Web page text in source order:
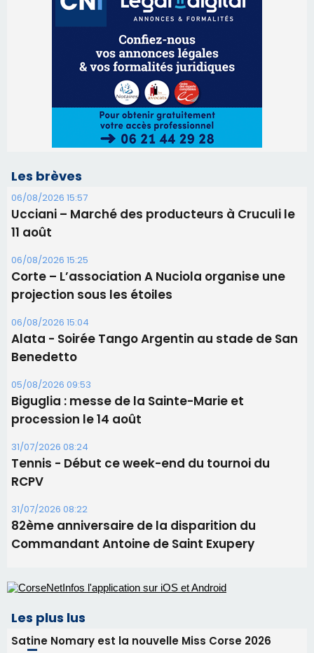
Les brèves
06/08/2026 15:57
Ucciani – Marché des producteurs à Cruculi le
11 août
06/08/2026 15:25
Corte – L’association A Nuciola organise une
projection sous les étoiles
06/08/2026 15:04
Alata - Soirée Tango Argentin au stade de San
Benedetto
05/08/2026 09:53
Biguglia : messe de la Sainte-Marie et
procession le 14 août
31/07/2026 08:24
Tennis - Début ce week-end du tournoi du
RCPV
31/07/2026 08:22
82ème anniversaire de la disparition du
Commandant Antoine de Saint Exupery
Les plus lus
Satine Nomary est la nouvelle Miss Corse 2026